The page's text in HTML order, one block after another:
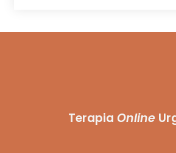
Terapia Online